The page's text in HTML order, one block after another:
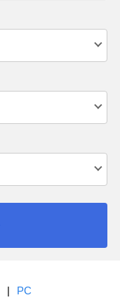
| PC